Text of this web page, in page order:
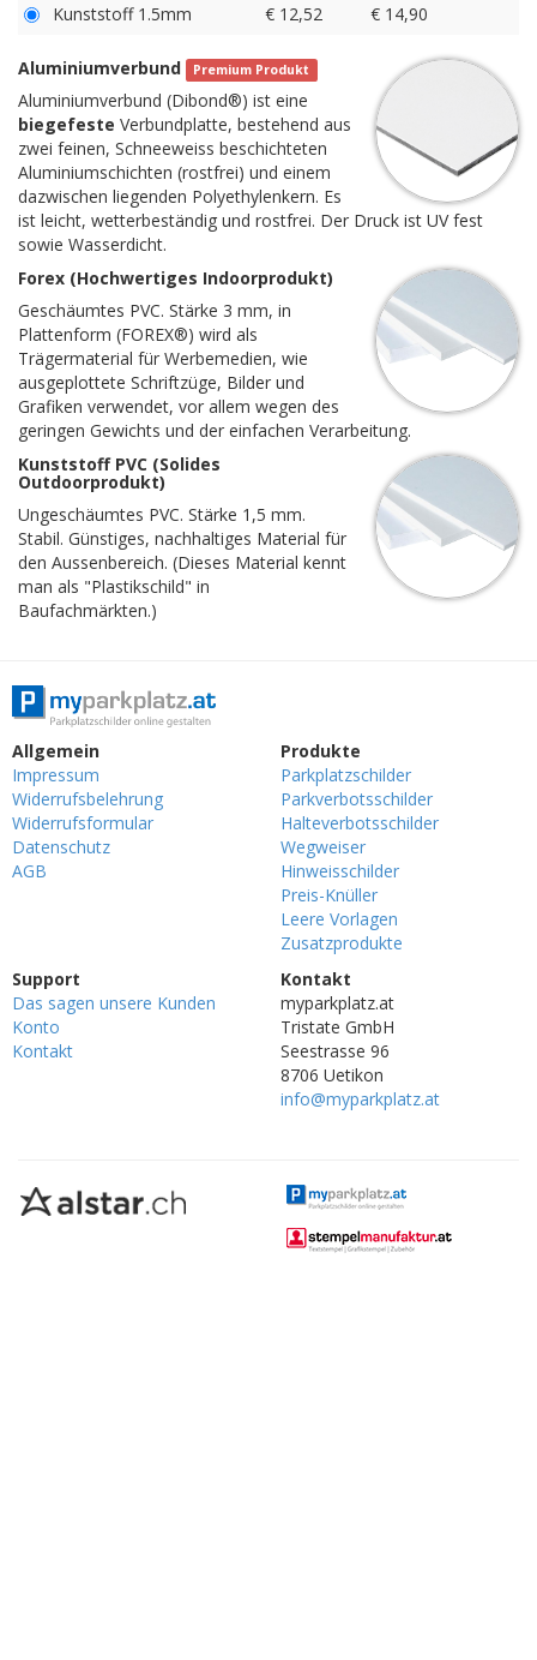
Kunststoff 1.5mm € 12,52 € 14,90
Aluminiumverbund Premium Produkt
Aluminiumverbund (Dibond®) ist eine
biegefeste Verbundplatte, bestehend aus
zwei feinen, Schneeweiss beschichteten
Aluminiumschichten (rostfrei) und einem
dazwischen liegenden Polyethylenkern. Es
ist leicht, wetterbeständig und rostfrei. Der Druck ist UV fest
sowie Wasserdicht.
Forex (Hochwertiges Indoorprodukt)
Geschäumtes PVC. Stärke 3 mm, in
Plattenform (FOREX®) wird als
Trägermaterial für Werbemedien, wie
ausgeplottete Schriftzüge, Bilder und
Grafiken verwendet, vor allem wegen des
geringen Gewichts und der einfachen Verarbeitung.
Kunststoff PVC (Solides
Outdoorprodukt)
Ungeschäumtes PVC. Stärke 1,5 mm.
Stabil. Günstiges, nachhaltiges Material für
den Aussenbereich. (Dieses Material kennt
man als "Plastikschild" in
Baufachmärkten.)
Allgemein
Impressum
Widerrufsbelehrung
Widerrufsformular
Datenschutz
AGB
Produkte
Parkplatzschilder
Parkverbotsschilder
Halteverbotsschilder
Wegweiser
Hinweisschilder
Preis-Knüller
Leere Vorlagen
Zusatzprodukte
Support
Das sagen unsere Kunden
Konto
Kontakt
Kontakt
myparkplatz.at
Tristate GmbH
Seestrasse 96
8706 Uetikon
info@myparkplatz.at